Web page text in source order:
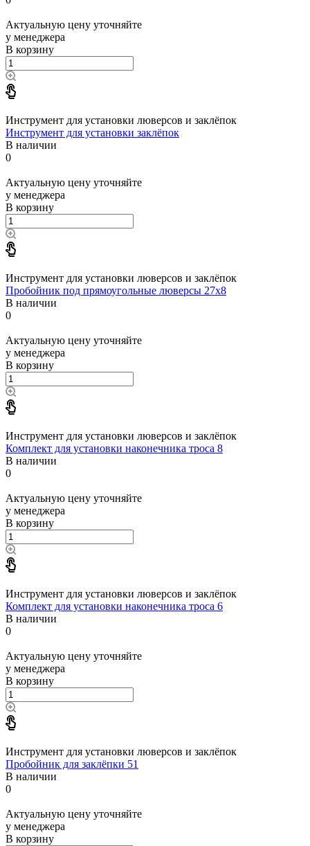
Актуальную цену уточняйте
у менеджера
В корзину
Инструмент для установки люверсов и заклёпок
Инструмент для установки заклёпок
В наличии
0
Актуальную цену уточняйте
у менеджера
В корзину
Инструмент для установки люверсов и заклёпок
Пробойник под прямоугольные люверсы 27x8
В наличии
0
Актуальную цену уточняйте
у менеджера
В корзину
Инструмент для установки люверсов и заклёпок
Комплект для установки наконечника троса 8
В наличии
0
Актуальную цену уточняйте
у менеджера
В корзину
Инструмент для установки люверсов и заклёпок
Комплект для установки наконечника троса 6
В наличии
0
Актуальную цену уточняйте
у менеджера
В корзину
Инструмент для установки люверсов и заклёпок
Пробойник для заклёпки 51
В наличии
0
Актуальную цену уточняйте
у менеджера
В корзину